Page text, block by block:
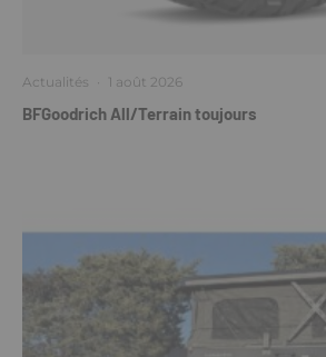
Actualités · 1 août 2026
BFGoodrich All/Terrain toujours